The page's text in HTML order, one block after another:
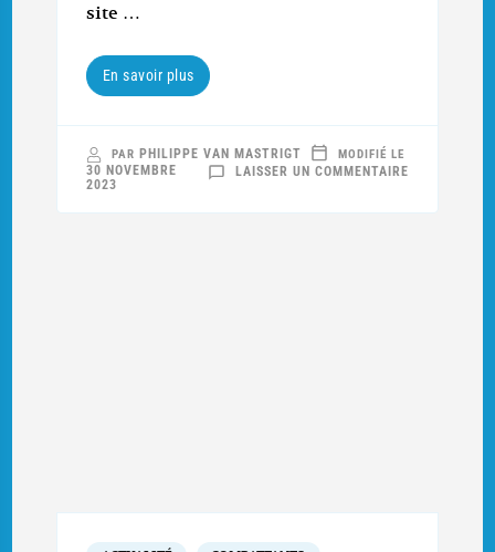
site …
En savoir plus
PAR PHILIPPE VAN MASTRIGT
LAISSER UN COMMENTAIRESUR
CES
MODIFIÉ LE
30 NOVEMBRE
2023